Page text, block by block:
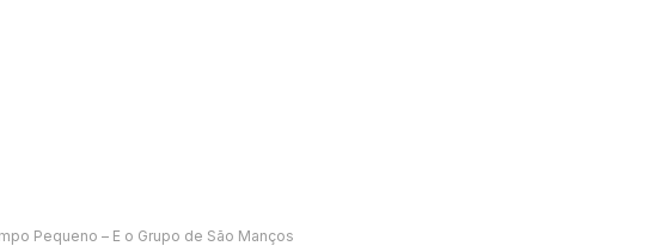
Pequeno – E o Grupo de São Manços